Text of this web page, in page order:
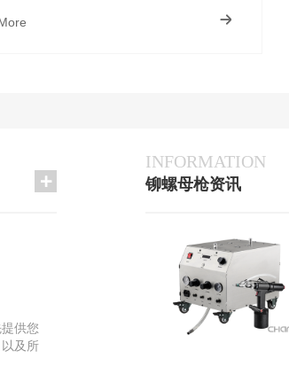
供您
及所
12-12
02-10
INFORMATION
铆螺母枪资讯
铆螺母枪故障怎么修？
禅瑞自动铆螺母枪的日
铆螺母枪在铆接上的
自动铆螺母枪应该如
拉铆螺母的常见问题是
禅瑞自动铆螺母枪和
禅瑞自动铆螺母枪的